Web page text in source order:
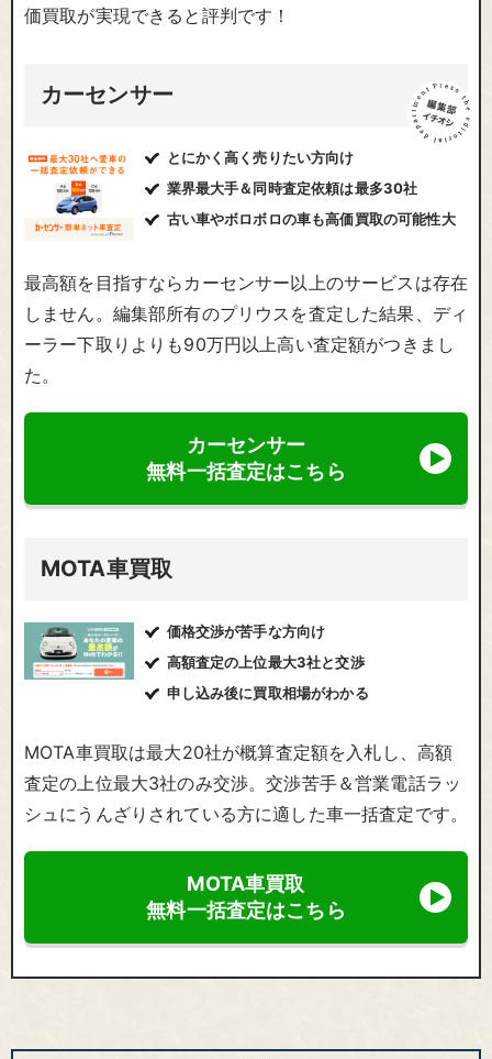
価買取が実現できると評判です！
カーセンサー
とにかく高く売りたい方向け
業界最大手＆同時査定依頼は最多30社
古い車やボロボロの車も高価買取の可能性大
最高額を目指すならカーセンサー以上のサービスは存在
しません。編集部所有のプリウスを査定した結果、ディ
ーラー下取りよりも90万円以上高い査定額がつきまし
た。
カーセンサー
無料一括査定はこちら
MOTA車買取
価格交渉が苦手な方向け
高額査定の上位最大3社と交渉
申し込み後に買取相場がわかる
MOTA車買取は最大20社が概算査定額を入札し、高額
査定の上位最大3社のみ交渉。交渉苦手＆営業電話ラッ
シュにうんざりされている方に適した車一括査定です。
MOTA車買取
無料一括査定はこちら